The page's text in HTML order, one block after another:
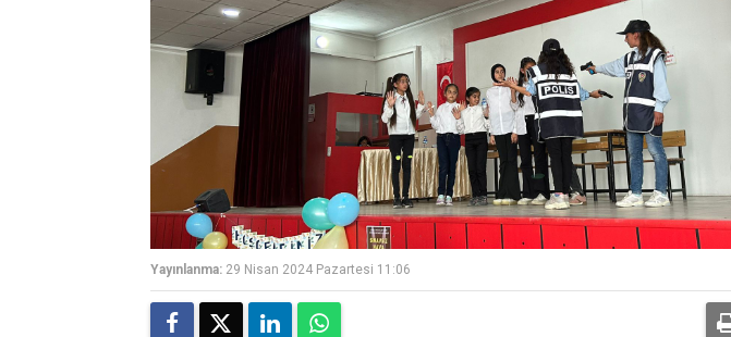
Yayınlanma: 29 Nisan 2024 Pazartesi 11:06